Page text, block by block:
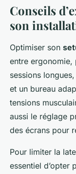
Conseils
son
Optimiser son
entre
sessions
et un bureau
tensions
aussi le réglage
des écrans pour
Pour limiter la
essentiel d’opter